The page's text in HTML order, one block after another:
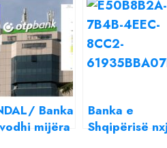
Banka
mijëra
Banka e
Shqipërisë